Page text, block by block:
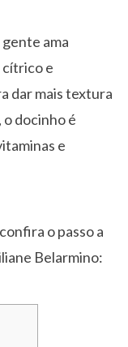
ama
cítrico e
dar mais textura
docinho é
e
o passo a
Belarmino: